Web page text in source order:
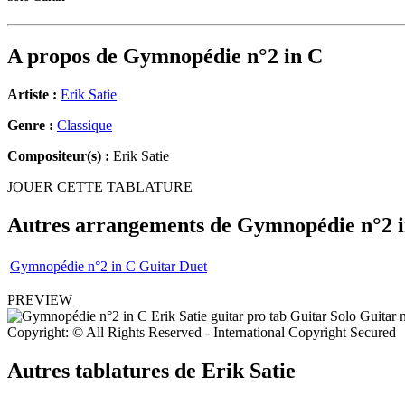
A propos de Gymnopédie n°2 in C
Artiste : Erik Satie
Genre : Classique
Compositeur(s) : Erik Satie
JOUER CETTE TABLATURE
Autres arrangements de Gymnopédie n°2
Gymnopédie n°2 in C Guitar Duet
PREVIEW
Copyright: © All Rights Reserved - International Copyright Secured
Autres tablatures de Erik Satie